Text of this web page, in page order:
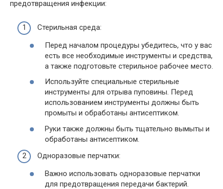
предотвращения инфекции:
Стерильная среда:
Перед началом процедуры убедитесь, что у вас
есть все необходимые инструменты и средства,
а также подготовьте стерильное рабочее место.
Используйте специальные стерильные
инструменты для отрыва пуповины. Перед
использованием инструменты должны быть
промыты и обработаны антисептиком.
Руки также должны быть тщательно вымыты и
обработаны антисептиком.
Одноразовые перчатки:
Важно использовать одноразовые перчатки
для предотвращения передачи бактерий.